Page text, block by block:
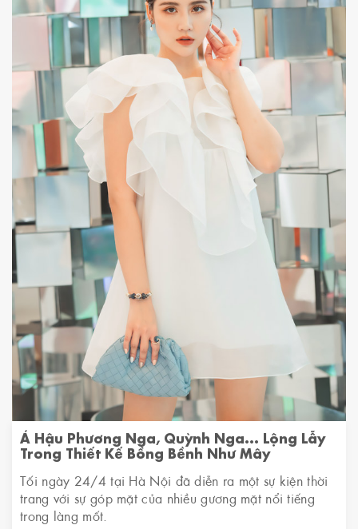
Á Hậu Phương Nga, Quỳnh Nga... Lộng Lẫy
Trong Thiết Kế Bồng Bềnh Như Mây
Tối ngày 24/4 tại Hà Nội đã diễn ra một sự kiện thời
trang với sự góp mặt của nhiều gương mặt nổi tiếng
trong làng mốt.